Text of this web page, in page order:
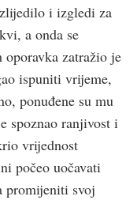
i izgledi za
a onda se
zatražio je
ispuniti vrijeme,
ponuđene su mu
spoznao ranjivost i
vrijednost
počeo uočavati
promijeniti svoj